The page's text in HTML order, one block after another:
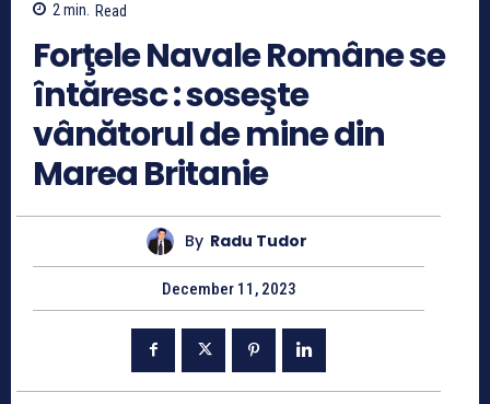
2min. Read
Forţele Navale Române se
întăresc : soseşte
vânătorul de mine din
Marea Britanie
By Radu Tudor
December 11, 2023